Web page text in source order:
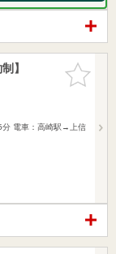
お気に入
りに追加
】
分 電車：高崎駅→上信